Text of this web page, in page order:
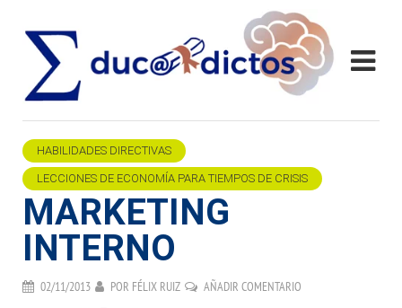
HABILIDADES DIRECTIVAS
LECCIONES DE ECONOMÍA PARA TIEMPOS DE CRISIS
MARKETING
INTERNO
02/11/2013 POR FÉLIX RUIZ AÑADIR COMENTARIO